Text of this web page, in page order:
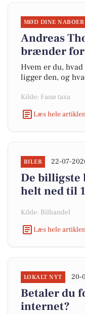
MØD DINE NABOER
Andreas
brænder
Hvem er du,
ligger den, og
Kilde: Fanø taxa
Læs hele
BILER 22-07-
De billigste
helt ned til
Kilde: Bilhandel
Læs hele
LOKALT NYT 20-
Betaler du
internet?